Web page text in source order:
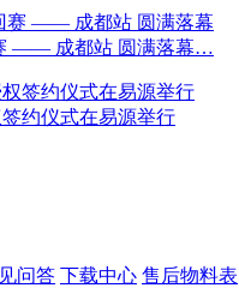
—— 成都站 圆满落幕…
约仪式在易源举行
问答 下载中心 售后物料表